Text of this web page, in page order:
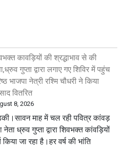
कावड़ियों की श्रद्धाभाव से की
गुप्ता द्वारा लगाए गए शिविर में पहुंच
भाजपा नेत्री रश्मि चौधरी ने किया
वितरित
8, 2026
माह में चल रही पवित्र कांवड़
नेता ध्रुव गुप्ता द्वारा शिवभक्त कांवड़ियों
जा रहा है।हर वर्ष की भांति